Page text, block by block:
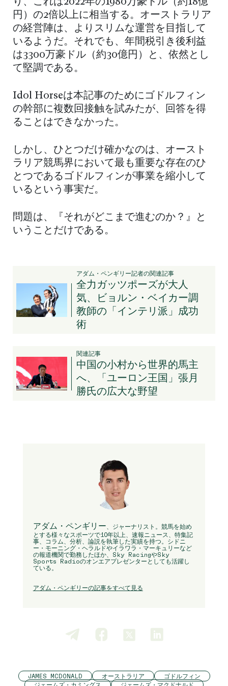
り、これは2022年の1980万豪ドル（約18億
円）の2倍以上に相当する。オーストラリア
の経営陣は、よりスリムな運営を目指して
いるようだ。それでも、年間税引き後利益
は3300万豪ドル（約30億円）と、依然とし
て堅調である。
Idol Horseは本記事のためにゴドルフィン
の幹部に複数回接触を試みたが、回答を得
ることはできなかった。
しかし、ひとつだけ確かなのは、オースト
ラリア競馬界において最も重要な存在のひ
とつであるゴドルフィンが事業を縮小して
いるという事実だ。
問題は、『それがどこまで進むのか？』と
いうことだけである。
アダム・ペンギリー記者の関連記事
全力ガッツポーズが大人
気、ビョルン・ベイカー調
教師の「インテリ派」成功
術
関連記事
中国の小村から世界的馬主
へ、「ユーロン王国」張月
勝氏の広大な野望
アダム・ペンギリー 、ジャーナリスト。競馬を始め
とする様々なスポーツで10年以上、速報ニュース、特集記
事、コラム、分析、論説を執筆した実績を持つ。シドニ
ー・モーニング・ヘラルドやイラワラ・マーキュリーなど
の報道機関で勤務したほか、Sky RacingやSky
Sports Radioのオンエアプレゼンターとしても活躍し
ている。
アダム・ペンギリーの記事をすべて見る
JAMES MCDONALD オーストラリア
ゴドルフィン